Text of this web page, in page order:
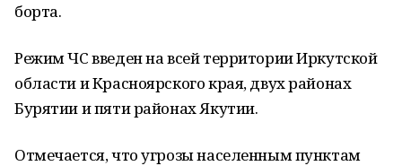
борта.
Режим ЧС введен на всей территории Иркутской
области и Красноярского края, двух районах
Бурятии и пяти районах Якутии.
Отмечается, что угрозы населенным пунктам